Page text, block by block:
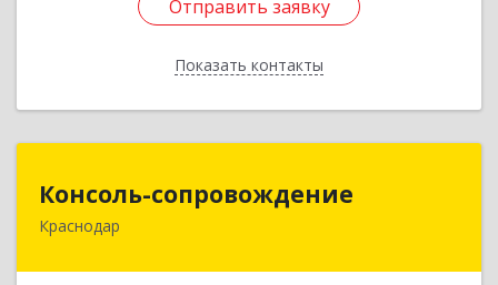
Отправить заявку
Показать контакты
Отправить заявку
Назад
Консоль-сопровождение
Краснодар350051, Краснодарский край, Краснодар г,